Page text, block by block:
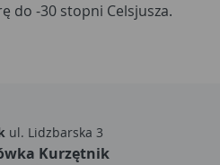
do -30 stopni Celsjusza.
ul. Lidzbarska 3
Kurzętnik